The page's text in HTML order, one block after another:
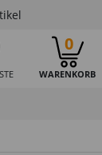
WARENKORB
0